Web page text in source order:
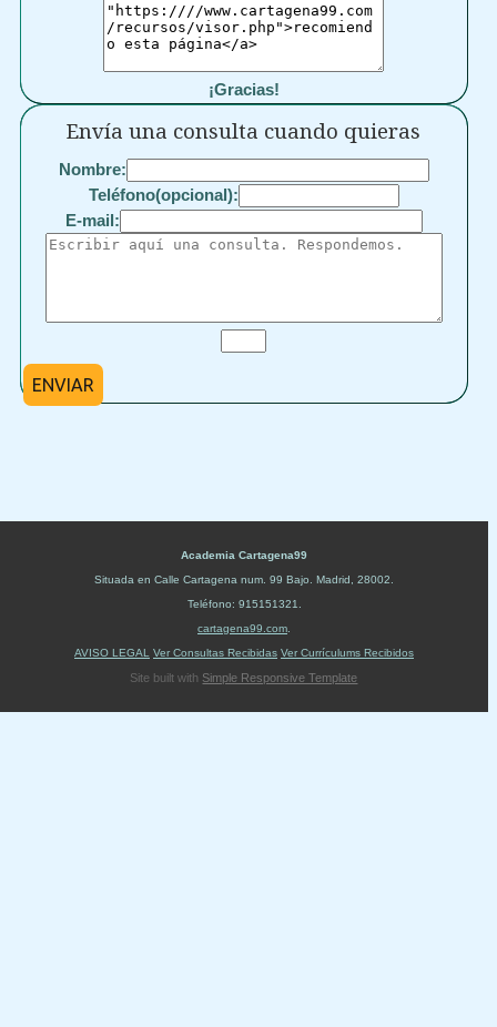
¡Gracias!
Envía una consulta cuando quieras
Nombre:
Teléfono(opcional):
E-mail:
ENVIAR
Academia Cartagena99
Situada en Calle Cartagena num. 99 Bajo Madrid 28002
Teléfono: 915151321
cartagena99.com
AVISO LEGAL
Ver Consultas Recibidas Ver Currículums Recibidos
Site built with Simple Responsive Template